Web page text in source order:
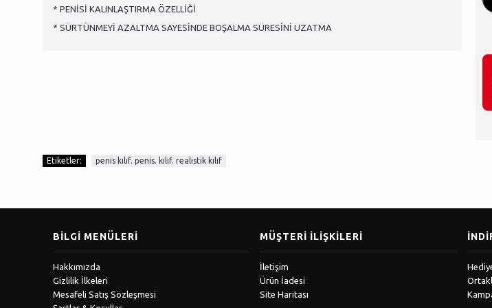
* PENİSİ KALINLAŞTIRMA ÖZELLİĞİ
* SÜRTÜNMEYİ AZALTMA SAYESİNDE BOŞALMA SÜRESİNİ UZATMA
Etiketler: penis kılıf. penis. kılıf. realistik kılıf
BILGI MENÜLERI
Hakkımızda
Gizlilik İlkeleri
Mesafeli Satış Sözleşmesi
MÜŞTERI İLIŞKILERI
İletişim
Ürün İadesi
Site Haritası